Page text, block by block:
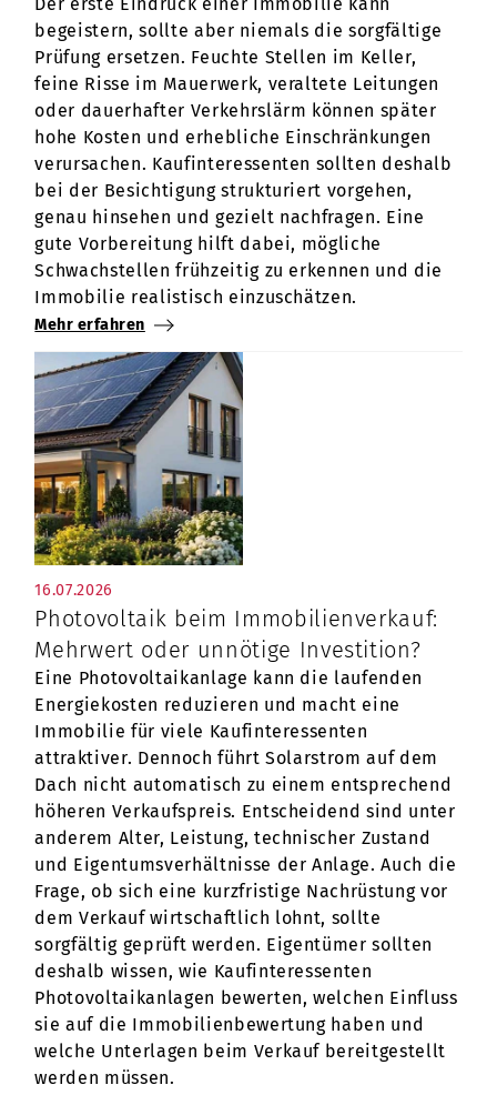
Der erste Eindruck einer Immobilie kann
begeistern, sollte aber niemals die sorgfältige
Prüfung ersetzen. Feuchte Stellen im Keller,
feine Risse im Mauerwerk, veraltete Leitungen
oder dauerhafter Verkehrslärm können später
hohe Kosten und erhebliche Einschränkungen
verursachen. Kaufinteressenten sollten deshalb
bei der Besichtigung strukturiert vorgehen,
genau hinsehen und gezielt nachfragen. Eine
gute Vorbereitung hilft dabei, mögliche
Schwachstellen frühzeitig zu erkennen und die
Immobilie realistisch einzuschätzen.
Mehr erfahren
16.07.2026
Photovoltaik beim Immobilienverkauf:
Mehrwert oder unnötige Investition?
Eine Photovoltaikanlage kann die laufenden
Energiekosten reduzieren und macht eine
Immobilie für viele Kaufinteressenten
attraktiver. Dennoch führt Solarstrom auf dem
Dach nicht automatisch zu einem entsprechend
höheren Verkaufspreis. Entscheidend sind unter
anderem Alter, Leistung, technischer Zustand
und Eigentumsverhältnisse der Anlage. Auch die
Frage, ob sich eine kurzfristige Nachrüstung vor
dem Verkauf wirtschaftlich lohnt, sollte
sorgfältig geprüft werden. Eigentümer sollten
deshalb wissen, wie Kaufinteressenten
Photovoltaikanlagen bewerten, welchen Einfluss
sie auf die Immobilienbewertung haben und
welche Unterlagen beim Verkauf bereitgestellt
werden müssen.